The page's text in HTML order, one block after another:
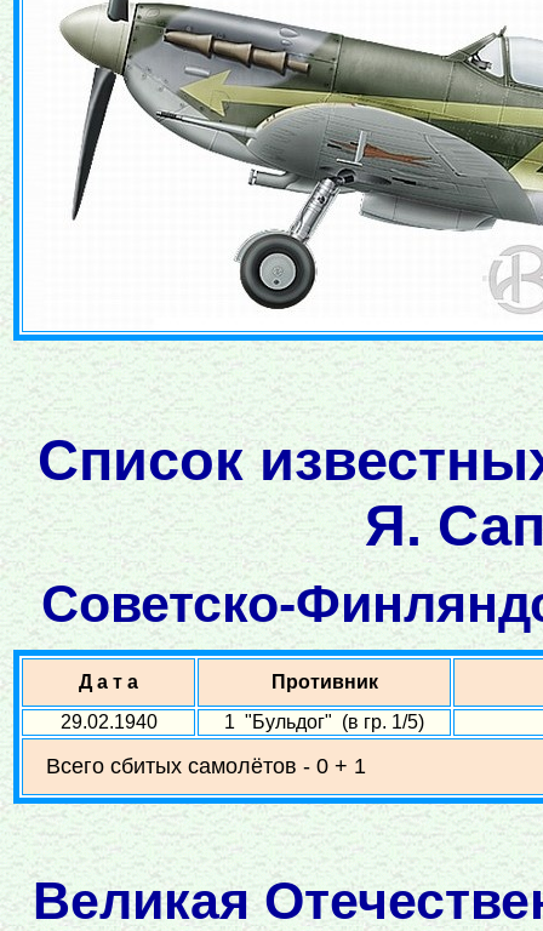
Список
Я.
Советско-
Д а т а
Противник
29.02.1940
1 "Бульдог" (в гр. 1/5)
Всего сбитых самолётов - 0 + 1
Великая